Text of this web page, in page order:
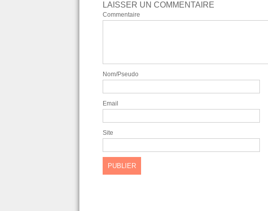
LAISSER UN COMMENTAIRE
Commentaire
Nom/Pseudo
Email
Site